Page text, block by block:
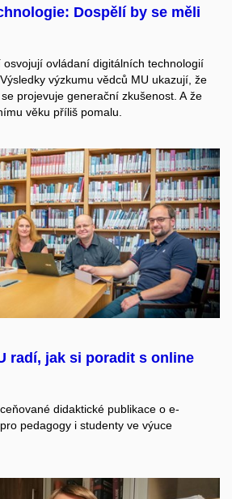
Dospělí by se měli
ovládaní digitálních technologií
výzkumu vědců MU ukazují, že
projevuje generační zkušenost. A že
věku příliš pomalu.
radí, jak si poradit s online
didaktické publikace o e-
pedagogy i studenty ve výuce